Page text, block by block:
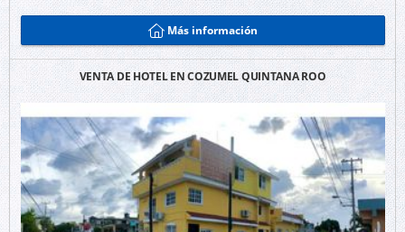
Más información
VENTA DE HOTEL EN COZUMEL QUINTANA ROO